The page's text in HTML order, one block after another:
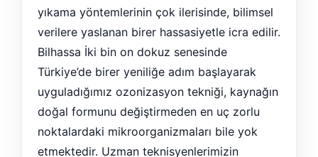
yıkama yöntemlerinin çok ilerisinde, bilimsel
verilere yaslanan birer hassasiyetle icra edilir.
Bilhassa İki bin on dokuz senesinde
Türkiye’de birer yeniliğe adım başlayarak
uyguladığımız ozonizasyon tekniği, kaynağın
doğal formunu değiştirmeden en uç zorlu
noktalardaki mikroorganizmaları bile yok
etmektedir. Uzman teknisyenlerimizin